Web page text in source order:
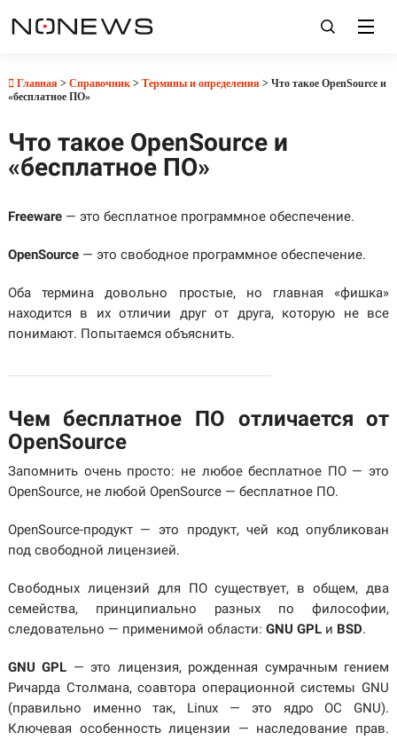
Главная > Справочник> Термины и определения > Что такое OpenSource и
«бесплатное ПО»
Что такое OpenSource и
«бесплатное ПО»
Freeware— это бесплатное программное обеспечение.
OpenSource— это свободное программное обеспечение.
Оба термина довольно простые, но главная «фишка»
находится в их отличии друг от друга, которую не все
понимают. Попытаемся объяснить.
Чем бесплатное ПО отличается от
OpenSource
Запомнить очень просто: не любое бесплатное ПО — это
OpenSource, не любой OpenSource — бесплатное ПО.
OpenSource-продукт — это продукт, чей код опубликован
под свободной лицензией.
Свободных лицензий для ПО существует, в общем, два
семейства, принципиально разных по философии,
следовательно — применимой области: GNU GPLи BSD.
GNU GPL — это лицензия, рожденная сумрачным гением
Ричарда Столмана, соавтора операционной системы GNU
(правильно именно так, Linux — это ядро ОС GNU).
Ключевая особенность лицензии — наследование прав.